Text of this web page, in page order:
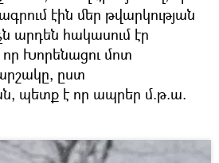
էին մեր թվարկության
արդեն հակասում էր
Խորենացու մոտ
ըստ
պետք է որ ապրեր մ.թ.ա.